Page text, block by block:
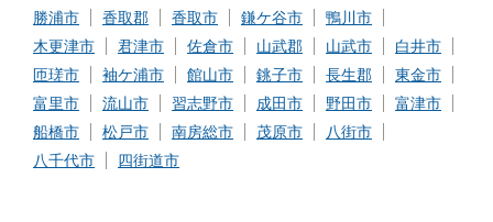
勝浦市
香取郡 香取市 鎌ケ谷市
鴨川市
木更津市
君津市 佐倉市 山武郡 山武市
白井市
匝瑳市
袖ケ浦市 館山市 銚子市 長生郡
東金市
富里市
流山市 習志野市 成田市 野田市
富津市
船橋市
松戸市 南房総市 茂原市
八街市
八千代市
四街道市